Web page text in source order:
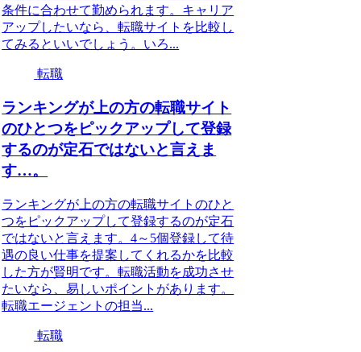
条件に合わせて勤められます。キャリア
アップしたいなら、転職サイトを比較し
てみるといいでしょう。いろ...
転職
ランキングが上の方の転職サイト
のひとつをピックアップして登録
するのが定石ではないと言えま
す…。
ランキングが上の方の転職サイトのひと
つをピックアップして登録するのが定石
ではないと言えます。4～5個登録して待
遇の良い仕事を提案してくれるかを比較
した方が賢明です。転職活動を成功させ
たいなら、易しいポイントがあります。
転職エージェントの担当...
転職